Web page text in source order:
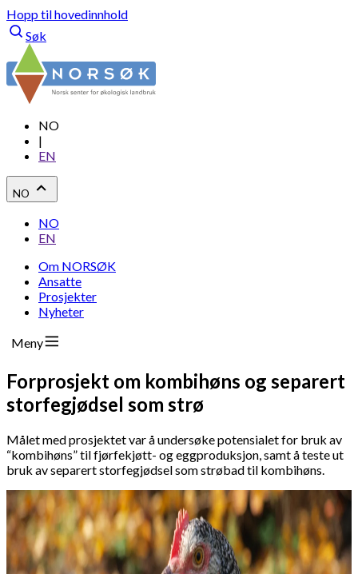
Hopp til hovedinnhold
Søk
NO
|
EN
NO
NO
EN
Om NORSØK
Ansatte
Prosjekter
Nyheter
Meny
Forprosjekt om kombihøns og separert
storfegjødsel som strø
Målet med prosjektet var å undersøke potensialet for bruk av
“kombihøns” til fjørfekjøtt- og eggproduksjon, samt å teste ut
bruk av separert storfegjødsel som strøbad til kombihøns.